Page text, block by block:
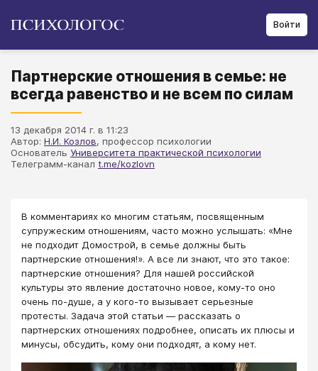
Войти
Партнерские отношения в семье: не
всегда равенство и не всем по силам
13 декабря 2014 г. в 11:23
Автор: Н.И. Козлов, профессор психологии
Основатель Университета практической психологии
Телеграмм-канал t.me/kozlovn
В комментариях ко многим статьям, посвященным
супружеским отношениям, часто можно услышать: «Мне
не подходит Домострой, в семье должны быть
партнерские отношения!». А все ли знают, что это такое:
партнерские отношения? Для нашей российской
культуры это явление достаточно новое, кому-то оно
очень по-душе, а у кого-то вызывает серьезные
протесты. Задача этой статьи — рассказать о
партнерских отношениях подробнее, описать их плюсы и
минусы, обсудить, кому они подходят, а кому нет.